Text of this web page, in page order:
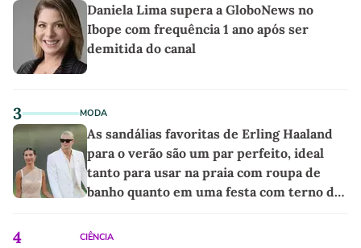
Daniela Lima supera a GloboNews no
Ibope com frequência 1 ano após ser
demitida do canal
3 MODA
As sandálias favoritas de Erling Haaland
para o verão são um par perfeito, ideal
tanto para usar na praia com roupa de
banho quanto em uma festa com terno de
4 CIÊNCIA